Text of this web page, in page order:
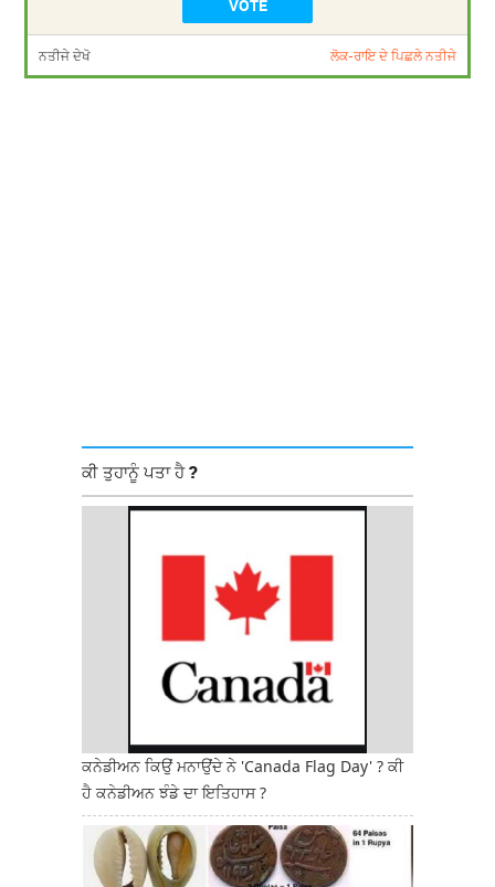
ਨਤੀਜੇ ਦੇਖੋ ਲੋਕ-ਰਾਇ ਦੇ ਪਿਛਲੇ ਨਤੀਜੇ
ਕੀ ਤੁਹਾਨੂੰ ਪਤਾ ਹੈ ?
ਕਨੇਡੀਅਨ ਕਿਉਂ ਮਨਾਉਂਦੇ ਨੇ 'Canada Flag Day' ? ਕੀ
ਹੈ ਕਨੇਡੀਅਨ ਝੰਡੇ ਦਾ ਇਤਿਹਾਸ ?